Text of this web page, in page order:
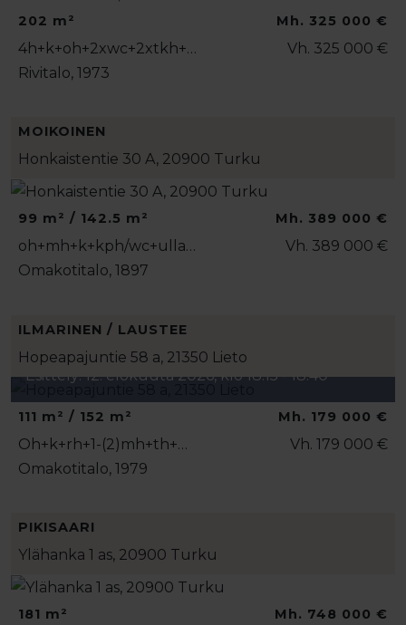
202 m²
4h+k+oh+2xwc+2xtkh+…
Rivitalo, 1973
Mh. 325 000 €
Vh. 325 000 €
MOIKOINEN
Honkaistentie 30 A, 20900 Turku
99 m² / 142.5 m²
oh+mh+k+kph/wc+ulla…
Omakotitalo, 1897
Mh. 389 000 €
Vh. 389 000 €
ILMARINEN / LAUSTEE
Hopeapajuntie 58 a, 21350 Lieto
Esittely: 12. elokuuta 2026, klo 18:15 - 18:40
111 m² / 152 m²
Oh+k+rh+1-(2)mh+th+…
Omakotitalo, 1979
Mh. 179 000 €
Vh. 179 000 €
PIKISAARI
Ylähanka 1 as, 20900 Turku
181 m² Mh. 748 000 €